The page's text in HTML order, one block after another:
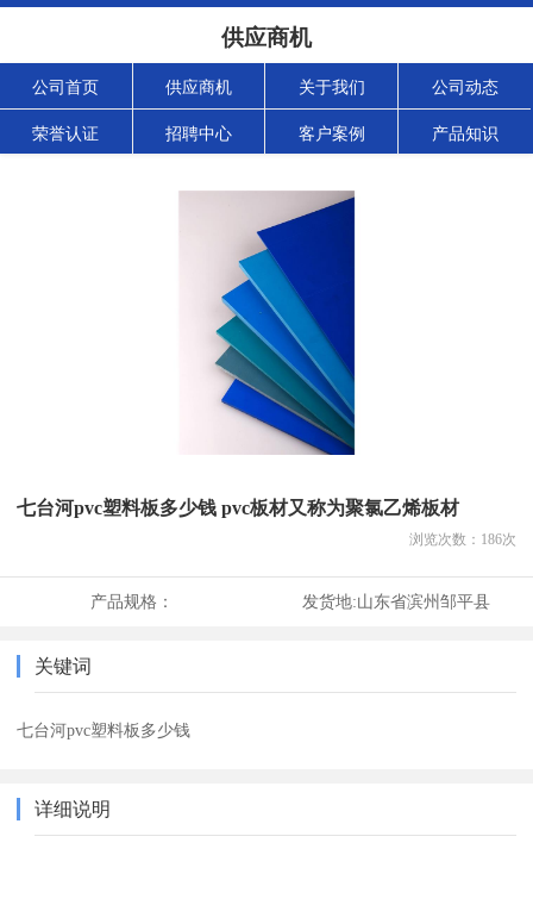
供应商机
公司首页 供应商机 关于我们 公司动态
荣誉认证 招聘中心 客户案例 产品知识
七台河pvc塑料板多少钱 pvc板材又称为聚氯乙烯板材
浏览次数： 186次
产品规格： 发货地:山东省滨州邹平县
关键词
七台河pvc塑料板多少钱
详细说明